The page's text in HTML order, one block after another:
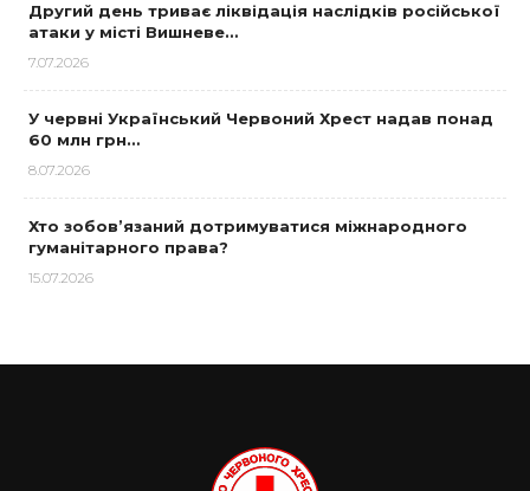
Другий день триває ліквідація наслідків російської
атаки у місті Вишневе…
7.07.2026
У червні Український Червоний Хрест надав понад
60 млн грн…
8.07.2026
Хто зобов’язаний дотримуватися міжнародного
гуманітарного права?
15.07.2026